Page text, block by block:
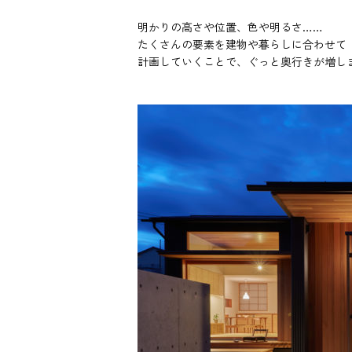
明かりの高さや位置、色や明るさ……
たくさんの要素を建物や暮らしに合わせて
計画していくことで、ぐっと奥行きが増し